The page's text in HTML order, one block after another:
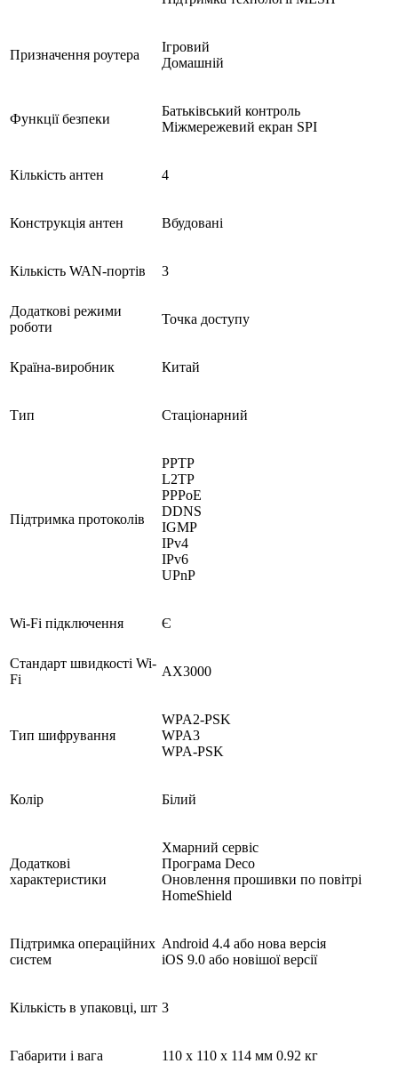
Призначення роутера
Ігровий
Домашній
Функції безпеки
Батьківський контроль
Міжмережевий екран SPI
Кількість антен 4
Конструкція антен Вбудовані
Кількість WAN-портів 3
Додаткові режими
роботи
Точка доступу
Країна-виробник Китай
Тип Стаціонарний
Підтримка протоколів
PPTP
L2TP
PPPoE
DDNS
IGMP
IPv4
IPv6
UPnP
Wi-Fi підключення Є
Стандарт швидкості Wi-
Fi
AX3000
Тип шифрування
WPA2-PSK
WPA3
WPA-PSK
Колір Білий
Додаткові
характеристики
Хмарний сервіс
Програма Deco
Оновлення прошивки по повітрі
HomeShield
Підтримка операційних
систем
Android 4.4 або нова версія
iOS 9.0 або новішої версії
Кількість в упаковці, шт 3
Габарити і вага 110 х 110 х 114 мм 0.92 кг